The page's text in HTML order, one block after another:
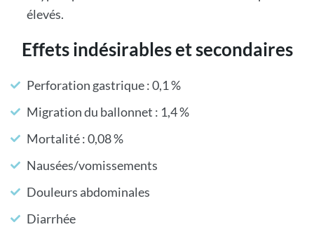
élevés.
Effets indésirables et secondaires
Perforation gastrique : 0,1 %
Migration du ballonnet : 1,4 %
Mortalité : 0,08 %
Nausées/vomissements
Douleurs abdominales
Diarrhée